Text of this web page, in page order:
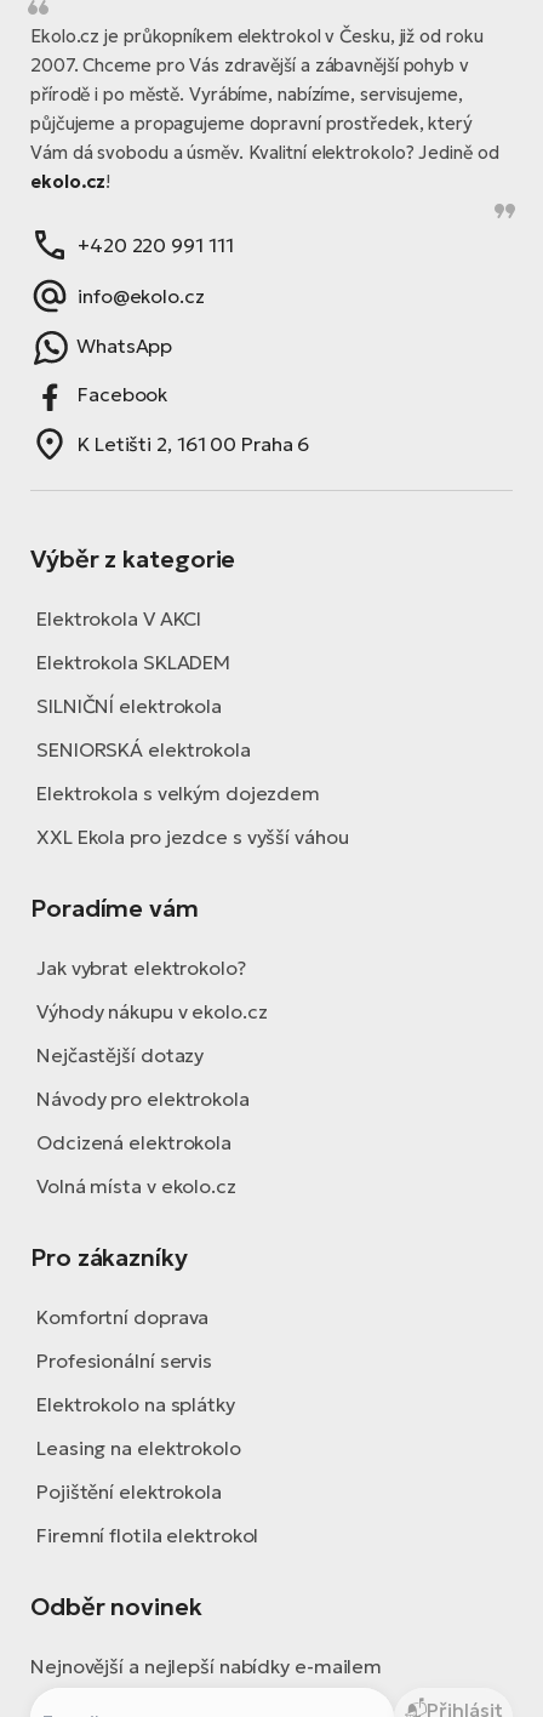
Ekolo.cz je průkopníkem elektrokol v Česku, již od roku
2007. Chceme pro Vás zdravější a zábavnější pohyb v
přírodě i po městě. Vyrábíme, nabízíme, servisujeme,
půjčujeme a propagujeme dopravní prostředek, který
Vám dá svobodu a úsměv. Kvalitní elektrokolo? Jedině od
ekolo.cz!
+420 220 991 111
info@ekolo.cz
WhatsApp
Facebook
K Letišti 2, 161 00 Praha 6
Výběr z kategorie
Elektrokola V AKCI
Elektrokola SKLADEM
SILNIČNÍ elektrokola
SENIORSKÁ elektrokola
Elektrokola s velkým dojezdem
XXL Ekola pro jezdce s vyšší váhou
Poradíme vám
Jak vybrat elektrokolo?
Výhody nákupu v ekolo.cz
Nejčastější dotazy
Návody pro elektrokola
Odcizená elektrokola
Volná místa v ekolo.cz
Pro zákazníky
Komfortní doprava
Profesionální servis
Elektrokolo na splátky
Leasing na elektrokolo
Pojištění elektrokola
Firemní flotila elektrokol
Odběr novinek
Nejnovější a nejlepší nabídky e-mailem
Přihlásit